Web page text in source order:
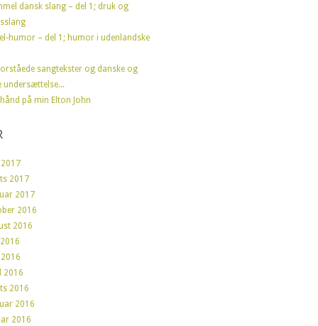
dansk slang – del 1; druk og
humor – del 1; humor i udenlandske
sangtekster og danske og
undersættelse...
på min Elton John
2017
2017
2016
2016
2016
2016
2016
2016